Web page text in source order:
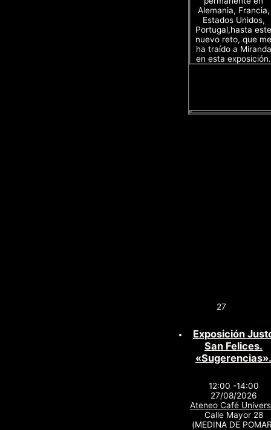
Alemania, Francia,
Estados Unidos,
Portugal,hasta este
nuevo reto, que me
ha traído a Miranda
en esta exposición.
27
Exposición
San Felices.
«Sugerencias».
12:00 -14:00
27/08/2026
Ateneo Café
Calle Mayor 28
(MEDINA DE